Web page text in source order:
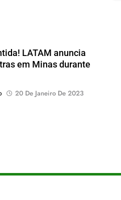
LATAM anuncia
em Minas durante
20 De Janeiro De 2023